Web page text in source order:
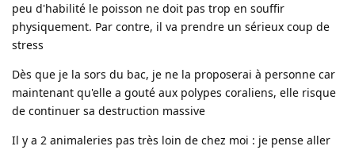
peu d'habilité le poisson ne doit pas trop en souffir
physiquement. Par contre, il va prendre un sérieux coup de
stress
Dès que je la sors du bac, je ne la proposerai à personne car
maintenant qu'elle a gouté aux polypes coraliens, elle risque
de continuer sa destruction massive
Il y a 2 animaleries pas très loin de chez moi : je pense aller